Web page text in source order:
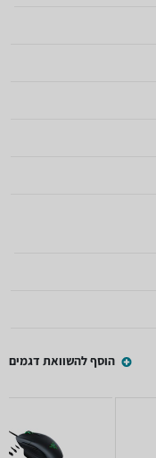
הוסף להשוואת דגמים